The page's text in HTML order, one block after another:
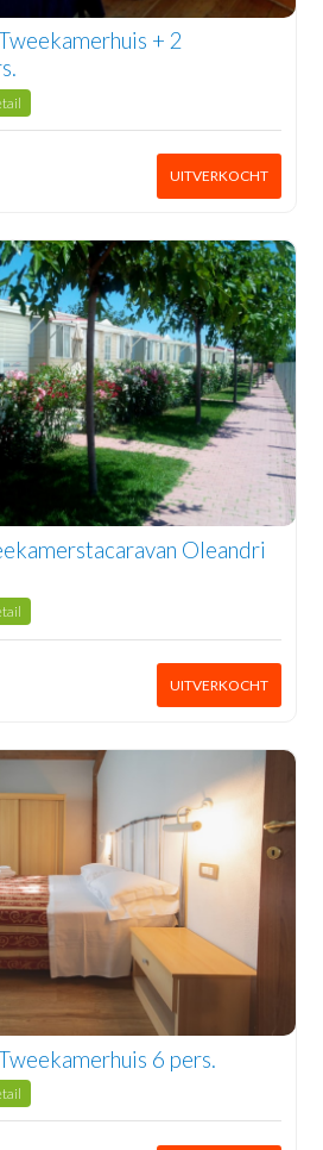
+ 2
UITVERKOCHT
Oleandri
UITVERKOCHT
6 pers.